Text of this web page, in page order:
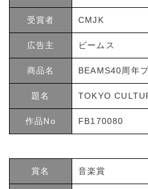
受賞者 CMJK
広告主 ビームス
商品名 BEAMS40周年
題名 TOKYO
作品No FB170080
賞名 音楽賞